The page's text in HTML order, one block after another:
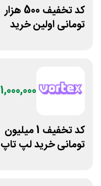
کد تخفیف 500 هزار
تومانی اولین خرید
1,000,000
کد تخفیف 1 میلیون
تومانی خرید لپ تاپ